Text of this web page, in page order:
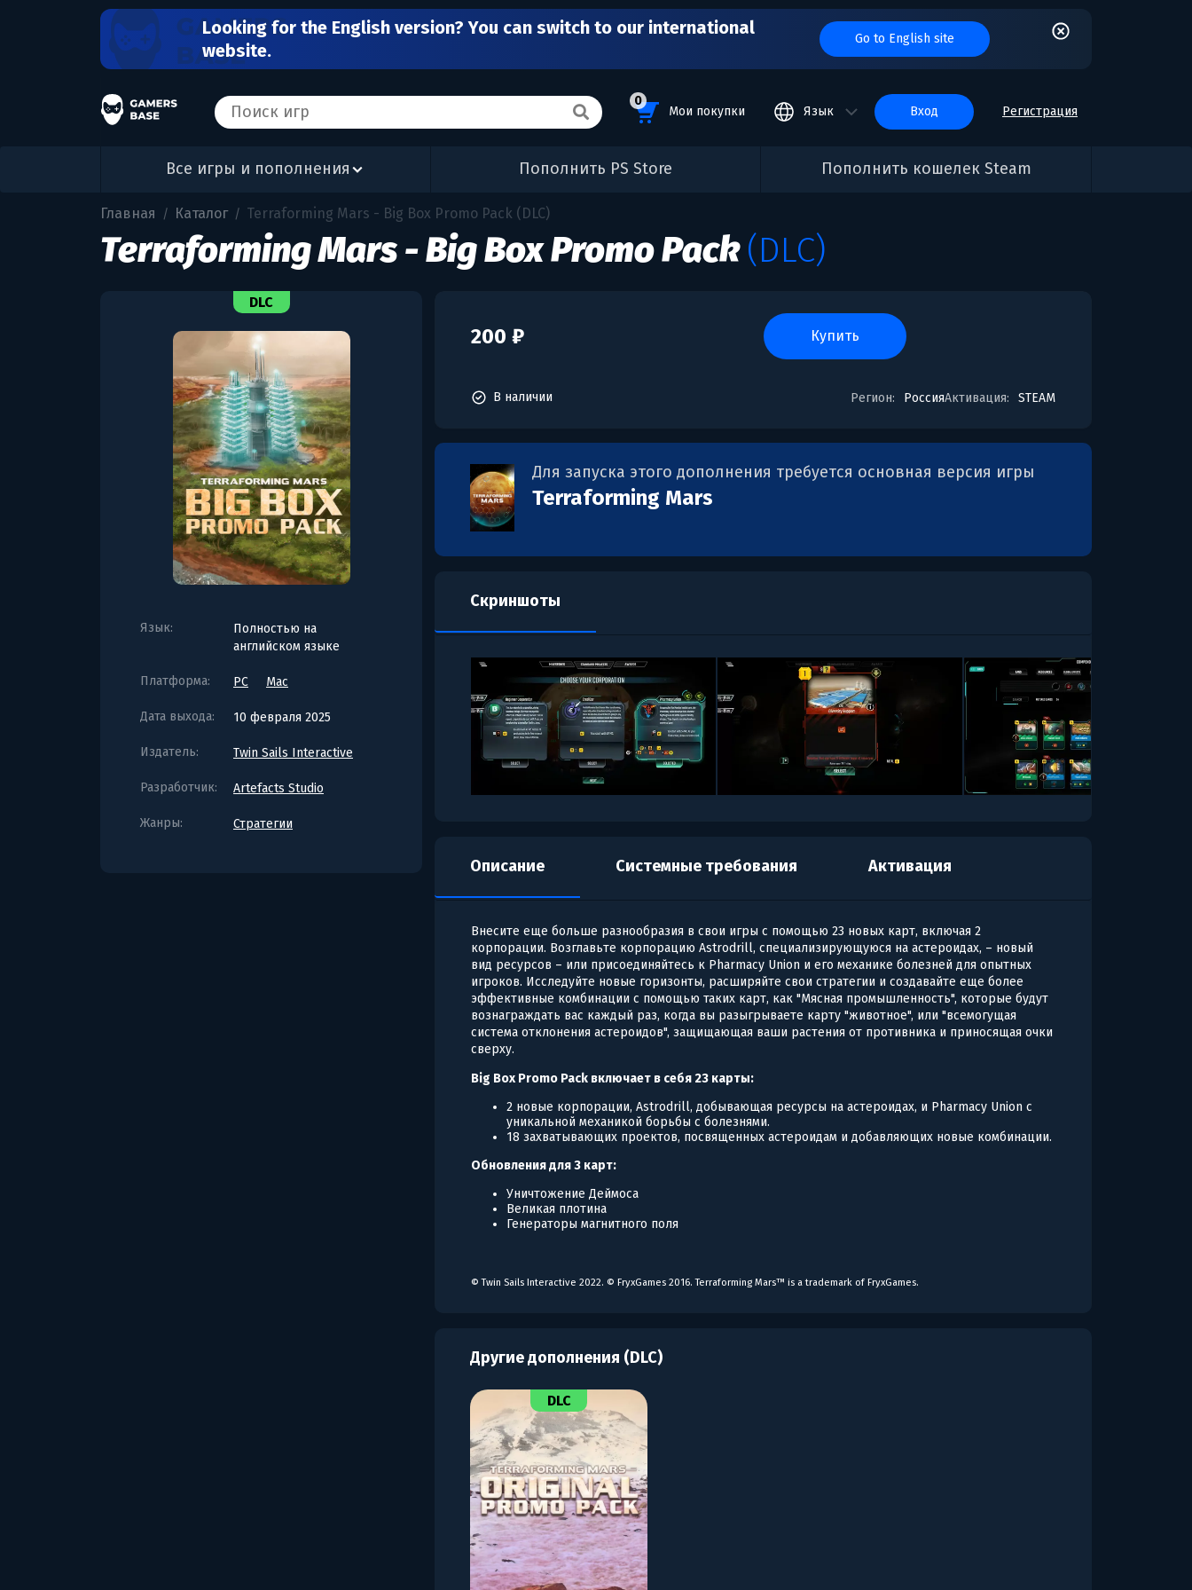
Looking for the English version? You can switch to our international
website.
Go to English site
0
Мои покупки Язык вход Регистрация
Все игры и пополнения Пополнить PS Store Пополнить кошелек Steam
Главная / Каталог / Terraforming Mars - Big Box Promo Pack (DLC)
Terraforming Mars - Big Box Promo Pack(DLC)
DLC
Язык:
Полностью на
английском языке
Платформа: PC Mac
Дата выхода: 10 февраля 2025
Издатель: Twin Sails Interactive
Разработчик: Artefacts Studio
Жанры: Стратегии
200 ₽ купить
Регион: РоссияАктивация: STEAM
В наличии
Для запуска этого дополнения требуется основная версия игры
Terraforming Mars
Скриншоты
Описание Системные требования Активация
Внесите еще больше разнообразия в свои игры с помощью 23 новых карт, включая 2
корпорации. Возглавьте корпорацию Astrodrill, специализирующуюся на астероидах, – новый
вид ресурсов – или присоединяйтесь к Pharmacy Union и его механике болезней для опытных
игроков. Исследуйте новые горизонты, расширяйте свои стратегии и создавайте еще более
эффективные комбинации с помощью таких карт, как "Мясная промышленность", которые будут
вознаграждать вас каждый раз, когда вы разыгрываете карту "животное", или "всемогущая
система отклонения астероидов", защищающая ваши растения от противника и приносящая очки
сверху.
Big Box Promo Pack включает в себя 23 карты:
2 новые корпорации, Astrodrill, добывающая ресурсы на астероидах, и Pharmacy Union с
уникальной механикой борьбы с болезнями.
18 захватывающих проектов, посвященных астероидам и добавляющих новые комбинации.
Обновления для 3 карт:
Уничтожение Деймоса
Великая плотина
Генераторы магнитного поля
© Twin Sails Interactive 2022. © FryxGames 2016. Terraforming Mars™ is a trademark of FryxGames.
Другие дополнения (DLC)
DLC